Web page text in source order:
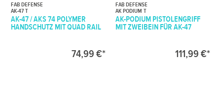
FAB DEFENSE
AK-47 T
AK-47 / AKS 74 POLYMER
HANDSCHUTZ MIT QUAD RAIL
74,99 €*
FAB DEFENSE
AK PODIUM T
AK-PODIUM PISTOLENGRIFF
MIT ZWEIBEIN FÜR AK-47
111,99 €*